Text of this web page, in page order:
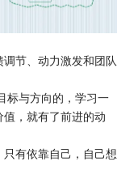
节、动力激发和团队
标与方向的，学习一
，就有了前进的动
有依靠自己，自己想